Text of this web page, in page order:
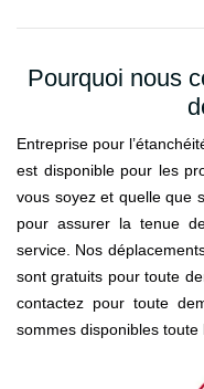
Pourquoi nous
Entreprise pour
est disponible pour les
vous soyez et quelle que
pour assurer la tenue
service. Nos
sont gratuits pour toute
contactez pour toute
sommes disponibles toute